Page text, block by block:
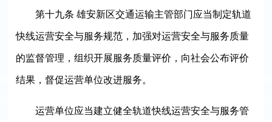
第十九条 雄安新区交通运输主管部门应当制定轨道
快线运营安全与服务规范，加强对运营安全与服务质量
的监督管理，组织开展服务质量评价，向社会公布评价
结果，督促运营单位改进服务。
运营单位应当建立健全轨道快线运营安全与服务管